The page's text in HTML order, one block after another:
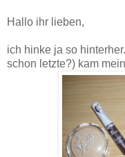
Hallo ihr lieben,
ich hinke ja so
schon letzte?) kam mein